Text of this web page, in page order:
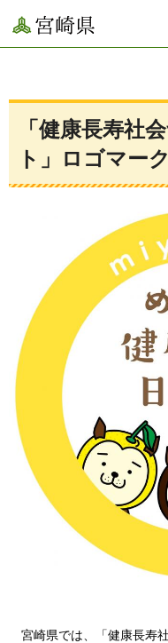
宮崎県
「健康長寿社
ト」ロゴマーク
宮崎県では、「健康長寿